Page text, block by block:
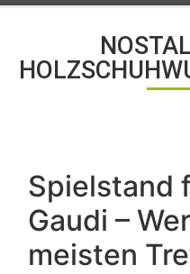
Spielstand
Gaudi –
meisten